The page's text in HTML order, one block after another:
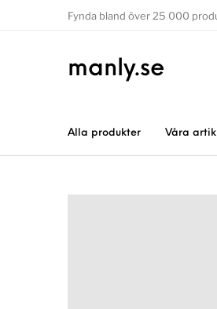
Fynda bland över 25 000
manly.se
Alla produkter Våra